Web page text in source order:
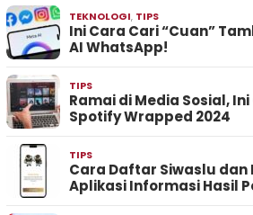
TEKNOLOGI, TIPS
Ini Cara Cari “Cuan”
AI WhatsApp!
TIPS
Ramai di Media Sosial,
Spotify Wrapped 2024
TIPS
Cara Daftar Siwaslu dan
Aplikasi Informasi Hasil